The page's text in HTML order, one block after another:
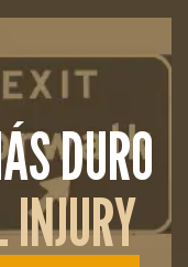
DURO